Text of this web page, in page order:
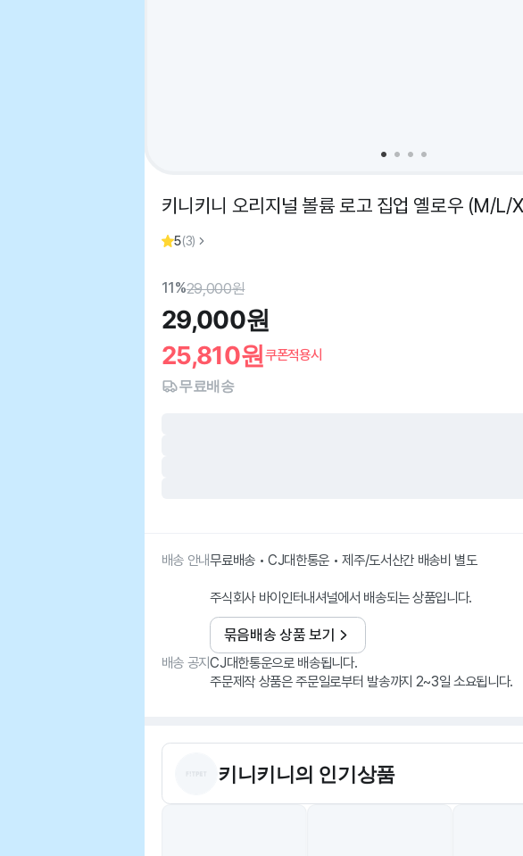
키니키니 오리지널 볼륨 로고 집업 옐로우 (M/L/
5(3)
11%29,000원
29,000원
25,810원쿠폰적용시
무료배송
배송 안내무료배송 • CJ대한통운 • 제주/도서산간 배송비 별도
주식회사 바이인터내셔널에서 배송되는 상품입니다.
묶음배송 상품 보기
배송 공지CJ대한통운으로 배송됩니다.
주문제작 상품은 주문일로부터 발송까지 2~3일 소요됩니다.
키니키니의 인기상품